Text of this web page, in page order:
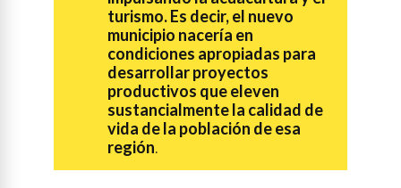
turismo. Es decir, el nuevo
municipio nacería en
condiciones apropiadas para
desarrollar proyectos
productivos que eleven
sustancialmente la calidad de
vida de la población de esa
región.